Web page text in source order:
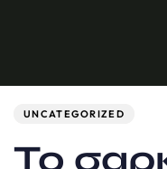
UNCATEGORIZED
Το